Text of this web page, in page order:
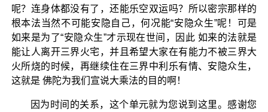
呢？连身体都没有了，还能乐空双运吗？所以密宗那样的
根本法当然不可能安隐自己，何况能“安隐众生”呢！可是
如来是为了“安隐众生”才示现在世间，因此 如来的法就是
能让人离开三界火宅，并且希望大家在有能力不被三界大
火所烧的时候，再继续住在三界中利乐有情、安隐众生，
这就是 佛陀为我们宣说大乘法的目的啊！
因为时间的关系，这个单元就为您说到这里。感谢您